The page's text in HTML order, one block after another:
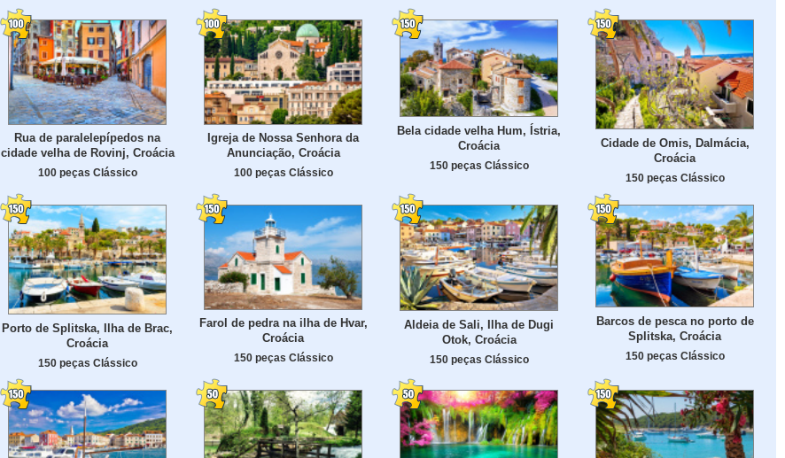
Rua de paralelepípedos na
cidade velha de Rovinj, Croácia
100 peças Clássico
Igreja de Nossa Senhora da
Anunciação, Croácia
100 peças Clássico
Bela cidade velha Hum, Ístria,
Croácia
150 peças Clássico
Cidade de Omis, Dalmácia,
Croácia
150 peças Clássico
Porto de Splitska, Ilha de Brac,
Croácia
150 peças Clássico
Farol de pedra na ilha de Hvar,
Croácia
150 peças Clássico
Aldeia de Sali, Ilha de Dugi
Otok, Croácia
150 peças Clássico
Barcos de pesca no porto de
Splitska, Croácia
150 peças Clássico